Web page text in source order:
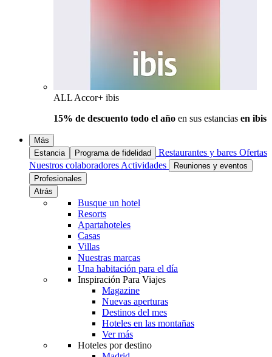
ALL Accor+ ibis
15% de descuento todo el año en sus estancias en ibis
Más
Estancia
Programa de fidelidad Restaurantes y bares Ofertas
Nuestros colaboradores Actividades
Reuniones y eventos
Profesionales
Atrás
Busque un hotel
Resorts
Apartahoteles
Casas
Villas
Nuestras marcas
Una habitación para el día
Inspiración Para Viajes
Magazine
Nuevas aperturas
Destinos del mes
Hoteles en las montañas
Ver más
Hoteles por destino